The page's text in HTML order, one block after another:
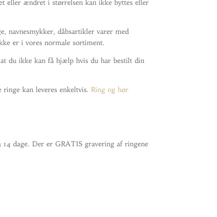
eller ændret i størrelsen kan ikke byttes eller
navnesmykker, dåbsartikler varer med
er i vores normale sortiment.
du ikke kan få hjælp hvis du har bestilt din
kan leveres enkeltvis. Ring og hør
dage. Der er GRATIS gravering af ringene